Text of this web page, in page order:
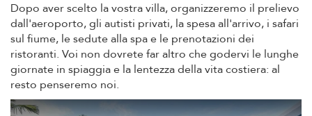
Dopo aver scelto la vostra villa, organizzeremo il prelievo
dall'aeroporto, gli autisti privati, la spesa all'arrivo, i safari
sul fiume, le sedute alla spa e le prenotazioni dei
ristoranti. Voi non dovrete far altro che godervi le lunghe
giornate in spiaggia e la lentezza della vita costiera: al
resto penseremo noi.